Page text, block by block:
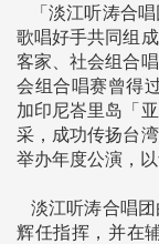
「淡江听涛合
歌唱好手共同组
客家、社会组合
会组合唱赛曾得
加印尼峇里岛「
采，成功传扬台
举办年度公演，
淡江听涛合唱
辉任指挥，并在